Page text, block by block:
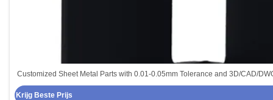
Customized Sheet Metal Parts with 0.01-0.05mm Tolerance and 3D/CAD/
Punching Applications
Krijg Beste Prijs